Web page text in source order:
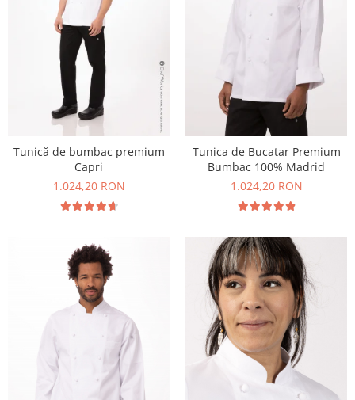
Tunică de bumbac premium
Capri
1.024,20 RON
Tunica de Bucatar Premium
Bumbac 100% Madrid
1.024,20 RON